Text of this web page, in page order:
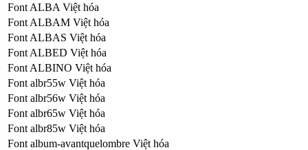
Font ALBA Việt hóa
Font ALBAM Việt hóa
Font ALBAS Việt hóa
Font ALBED Việt hóa
Font ALBINO Việt hóa
Font albr55w Việt hóa
Font albr56w Việt hóa
Font albr65w Việt hóa
Font albr85w Việt hóa
Font album-avantquelombre Việt hóa